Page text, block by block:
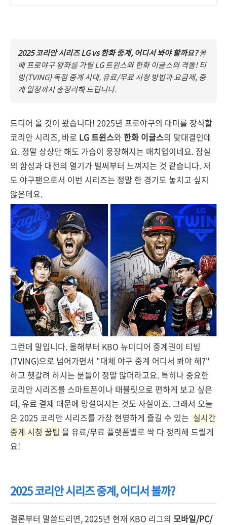
2025 코리안 시리즈 LG vs 한화 중계, 어디서 봐야 할까요?올
해 프로야구 왕좌를 가릴 LG 트윈스와 한화 이글스의 격돌! 티
빙(TVING) 독점 중계 시대, 유료/무료 시청 방법과 요금제, 중
계 일정까지 총정리해 드립니다.
드디어 올 것이 왔습니다! 2025년 프로야구의 대미를 장식할
코리안 시리즈, 바로 LG 트윈스와 한화 이글스의 맞대결인데
요. 정말 상상만 해도 가슴이 웅장해지는 매치업이네요. 잠실
의 함성과 대전의 열기가 벌써부터 느껴지는 것 같습니다. 저
도 야구팬으로서 이번 시리즈는 정말 한 경기도 놓치고 싶지
않은데요.
그런데 말입니다. 올해부터 KBO 뉴미디어 중계권이 티빙
(TVING)으로 넘어가면서 "대체 야구 중계 어디서 봐야 해?"
하고 헷갈려 하시는 분들이 정말 많더라고요. 특히나 중요한
코리안 시리즈를 스마트폰이나 태블릿으로 편하게 보고 싶은
데, 유료 결제 때문에 망설여지는 것도 사실이죠. 그래서 오늘
은 2025 코리안 시리즈를 가장 현명하게 즐길 수 있는 실시간
중계 시청 꿀팁 을 유료/무료 플랫폼별로 싹 다 정리해 드릴게
요!
2025 코리안 시리즈 중계, 어디서 볼까?
결론부터 말씀드리면, 2025년 현재 KBO 리그의 모바일/PC/